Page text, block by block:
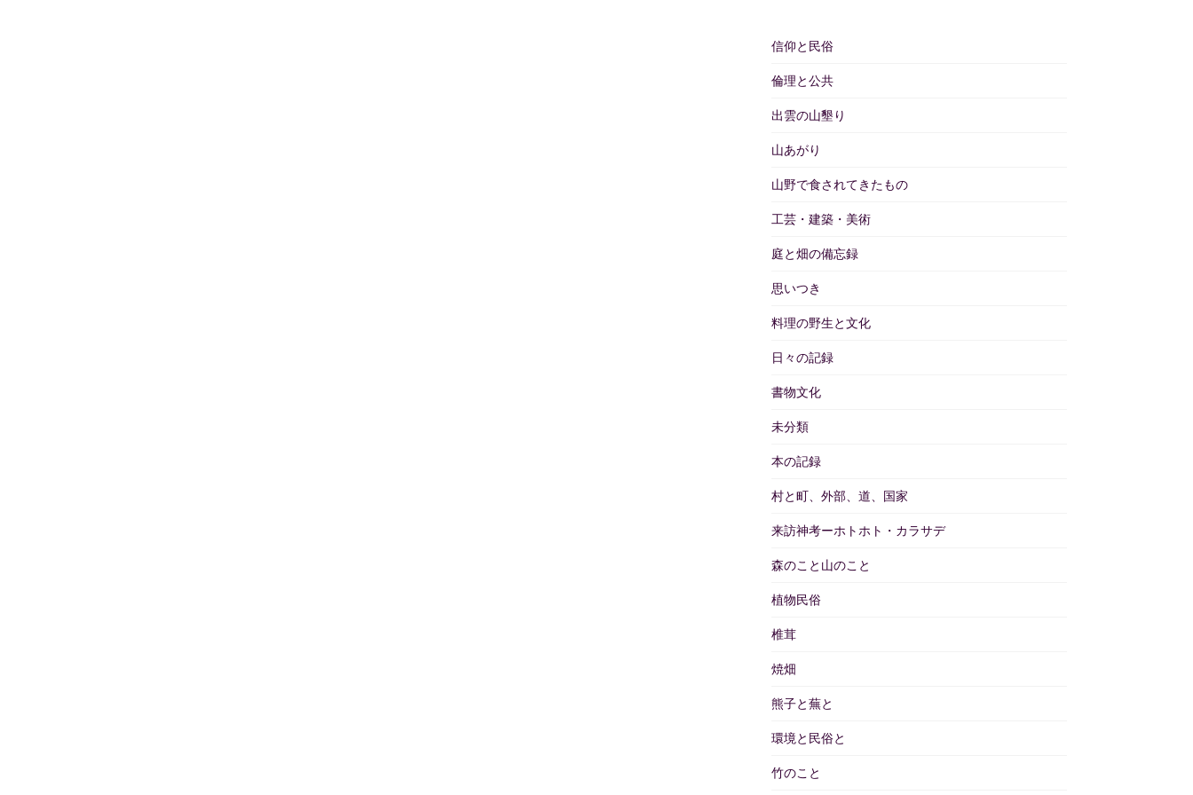
信仰と民俗
倫理と公共
出雲の山墾り
山あがり
山野で食されてきたもの
工芸・建築・美術
庭と畑の備忘録
思いつき
料理の野生と文化
日々の記録
書物文化
未分類
本の記録
村と町、外部、道、国家
来訪神考ーホトホト・カラサデ
森のこと山のこと
植物民俗
椎茸
焼畑
熊子と蕪と
環境と民俗と
竹のこと